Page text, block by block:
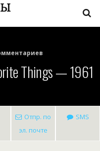
Things — 1961
Отпр. по
эл. почте
SMS